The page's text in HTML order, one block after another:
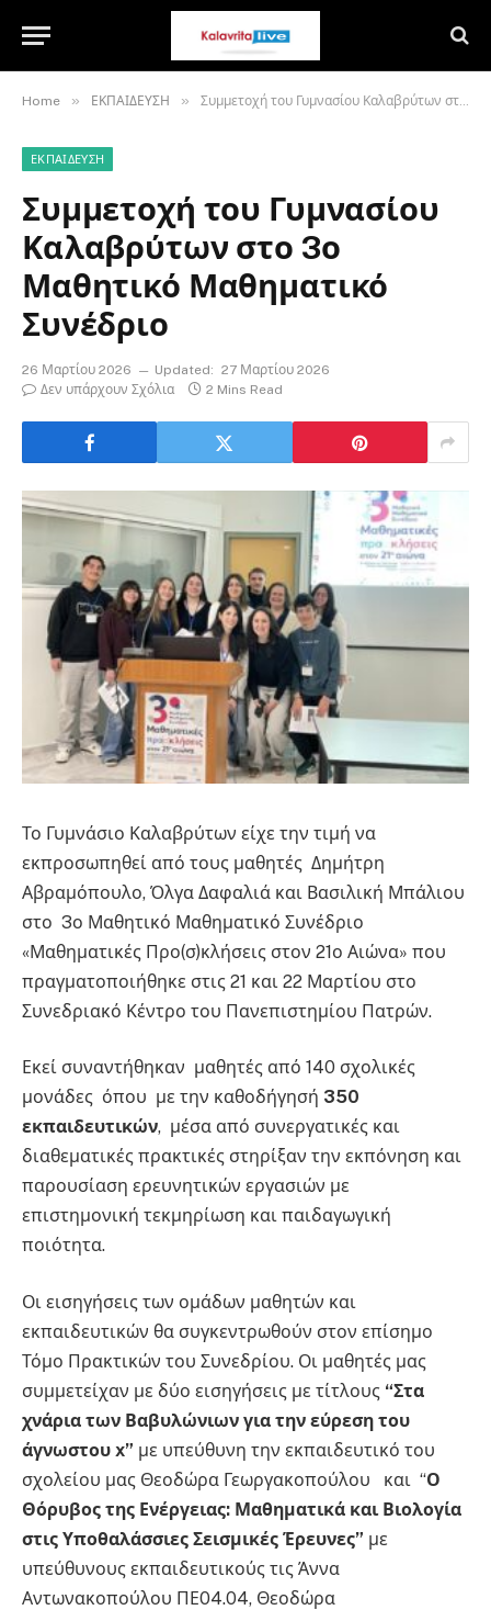
Home » ΕΚΠΑΙΔΕΥΣΗ » Συμμετοχή του Γυμνασίου Καλαβρύτων στο 3ο Μαθητικό Μαθηματικό Συνέδριο
ΕΚΠΑΙΔΕΥΣΗ
Συμμετοχή του Γυμνασίου
Καλαβρύτων στο 3ο
Μαθητικό Μαθηματικό
Συνέδριο
26 Μαρτίου 2026 Updated: 27 Μαρτίου 2026
Δεν υπάρχουν Σχόλια
2 Mins Read
Το Γυμνάσιο Καλαβρύτων είχε την τιμή να
εκπροσωπηθεί από τους μαθητές Δημήτρη
Αβραμόπουλο, Όλγα Δαφαλιά και Βασιλική Μπάλιου
στο 3ο Μαθητικό Μαθηματικό Συνέδριο
«Μαθηματικές Προ(σ)κλήσεις στον 21ο Αιώνα» που
πραγματοποιήθηκε στις 21 και 22 Μαρτίου στο
Συνεδριακό Κέντρο του Πανεπιστημίου Πατρών.
Εκεί συναντήθηκαν μαθητές από 140 σχολικές
μονάδες όπου με την καθοδήγησή 350
εκπαιδευτικών, μέσα από συνεργατικές και
διαθεματικές πρακτικές στηρίξαν την εκπόνηση και
παρουσίαση ερευνητικών εργασιών με
επιστημονική τεκμηρίωση και παιδαγωγική
ποιότητα.
Οι εισηγήσεις των ομάδων μαθητών και
εκπαιδευτικών θα συγκεντρωθούν στον επίσημο
Τόμο Πρακτικών του Συνεδρίου. Οι μαθητές μας
συμμετείχαν με δύο εισηγήσεις με τίτλους “Στα
χνάρια των Βαβυλώνιων για την εύρεση του
άγνωστου x” με υπεύθυνη την εκπαιδευτικό του
σχολείου μας Θεοδώρα Γεωργακοπούλου και “Ο
Θόρυβος της Ενέργειας: Μαθηματικά και Βιολογία
στις Υποθαλάσσιες Σεισμικές Έρευνες” με
υπεύθυνους εκπαιδευτικούς τις Άννα
Αντωνακοπούλου ΠΕ04.04, Θεοδώρα